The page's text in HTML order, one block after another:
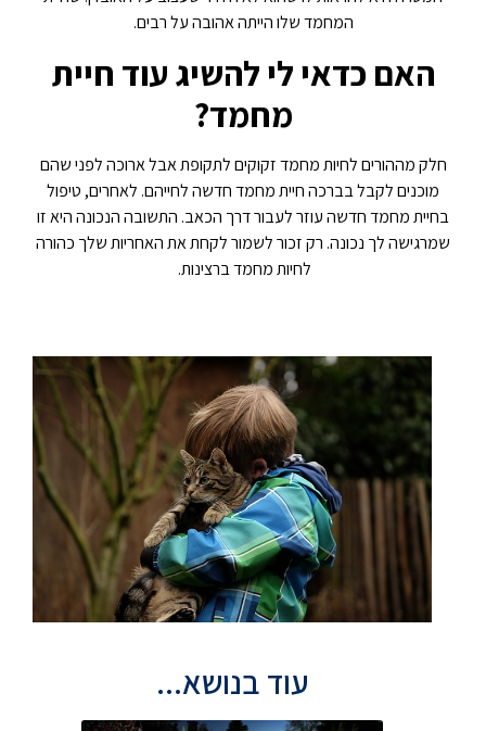
המחמד שלו הייתה אהובה על רבים.
האם כדאי לי להשיג עוד חיית
מחמד?
חלק מההורים לחיות מחמד זקוקים לתקופת אבל ארוכה לפני שהם
מוכנים לקבל בברכה חיית מחמד חדשה לחייהם. לאחרים, טיפול
בחיית מחמד חדשה עוזר לעבור דרך הכאב. התשובה הנכונה היא זו
שמרגישה לך נכונה. רק זכור לשמור לקחת את האחריות שלך כהורה
לחיות מחמד ברצינות.
עוד בנושא...